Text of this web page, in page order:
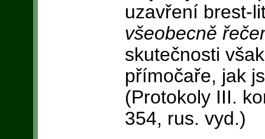
uzavření brest-
všeobecně
skutečnosti
přímočaře, jak
(Protokoly III.
354, rus. vyd.)